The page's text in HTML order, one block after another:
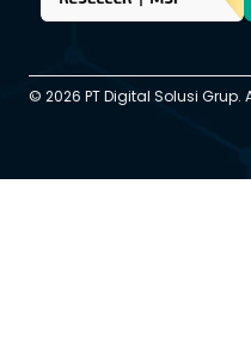
© 2026 PT Digital Solusi Grup.